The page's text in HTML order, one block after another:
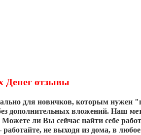
отзывы
для новичков, которым нужен
дополнительных вложений. Наш
ли Вы сейчас найти себе
не выходя из дома, в любое